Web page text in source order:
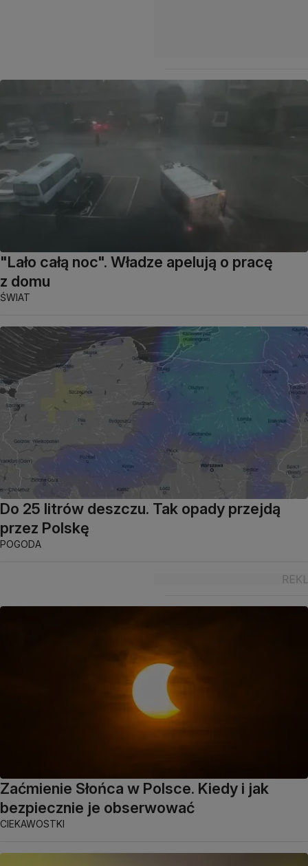
"Lało całą noc". Władze apelują o pracę
z domu
ŚWIAT
Do 25 litrów deszczu. Tak opady przejdą
przez Polskę
POGODA
Zaćmienie Słońca w Polsce. Kiedy i jak
bezpiecznie je obserwować
CIEKAWOSTKI